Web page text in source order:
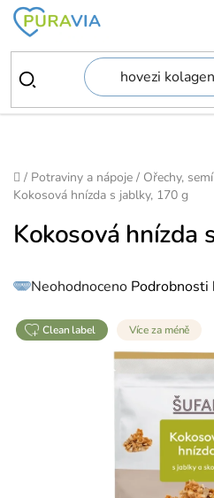
Přejít
obsah
Domů
/ Potraviny a nápoje / Ořechy,
Kokosová hnízda s jablky, 170 g
Kokosová hnízda
Průměrné
hodnocení
0,0
z
5
Neohodnoceno Podrobnosti
clean label Více za méně